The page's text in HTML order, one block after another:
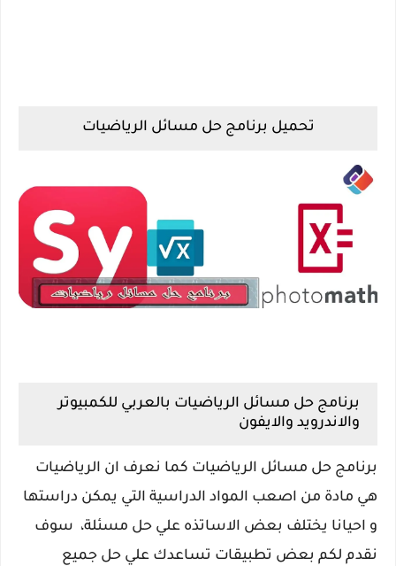
تحميل برنامج حل مسائل الرياضيات
برنامج حل مسائل الرياضيات بالعربي للكمبيوتر
والاندرويد والايفون
برنامج حل مسائل الرياضيات كما نعرف ان الرياضيات
هي مادة من اصعب المواد الدراسية التي يمكن دراستها
و احيانا يختلف بعض الاساتذه علي حل مسئلة، سوف
نقدم لكم بعض تطبيقات تساعدك علي حل جميع